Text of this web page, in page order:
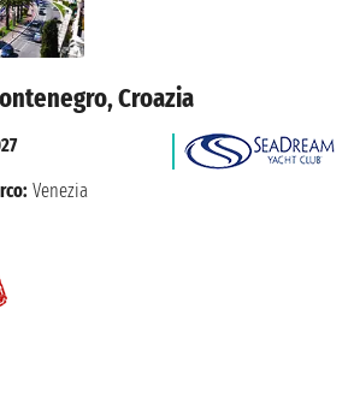
Croazia
Venezia